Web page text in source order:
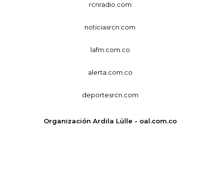
rcnradio.com
noticiasrcn.com
lafm.com.co
alerta.com.co
deportesrcn.com
Organización Ardila Lülle - oal.com.co